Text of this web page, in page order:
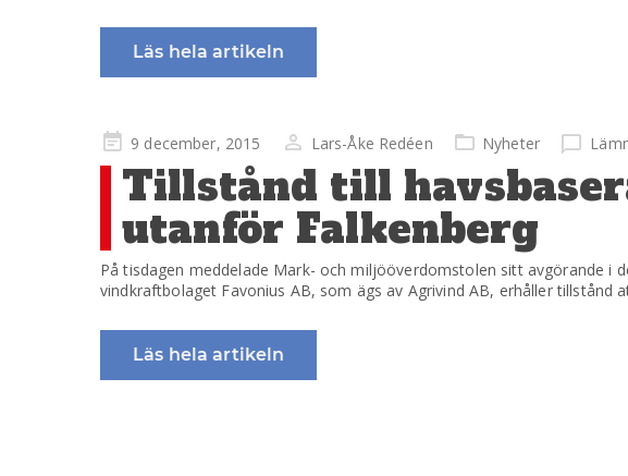
Läs hela artikeln
Publicerad
på
9 december, 2015 Lars-Åke Redéen Nyheter
Tillstånd till
utanför Falkenberg
På tisdagen meddelade Mark- och miljööverdomstolen sitt avgörande
vindkraftbolaget Favonius AB, som ägs av Agrivind AB, erhåller
Läs hela artikeln